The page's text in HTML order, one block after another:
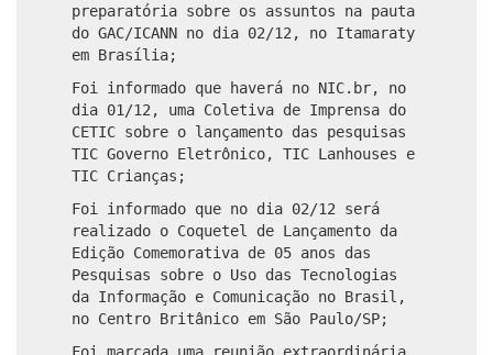
preparatória sobre os assuntos na pauta
do GAC/ICANN no dia 02/12, no Itamaraty
em Brasília;
Foi informado que haverá no NIC.br, no
dia 01/12, uma Coletiva de Imprensa do
CETIC sobre o lançamento das pesquisas
TIC Governo Eletrônico, TIC Lanhouses e
TIC Crianças;
Foi informado que no dia 02/12 será
realizado o Coquetel de Lançamento da
Edição Comemorativa de 05 anos das
Pesquisas sobre o Uso das Tecnologias
da Informação e Comunicação no Brasil,
no Centro Britânico em São Paulo/SP;
Foi marcada uma reunião extraordinária